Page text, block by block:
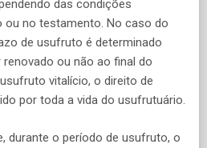
das condições
no testamento. No caso do
de usufruto é determinado
ou não ao final do
vitalício, o direito de
por toda a vida do usufrutuário.
durante o período de usufruto, o